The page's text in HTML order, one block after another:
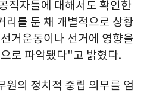
직자들에 대해서도 확인한
리를 둔 채 개별적으로 상황
거운동이나 선거에 영향을
로 파악됐다"고 밝혔다.
의 정치적 중립 의무를 엄